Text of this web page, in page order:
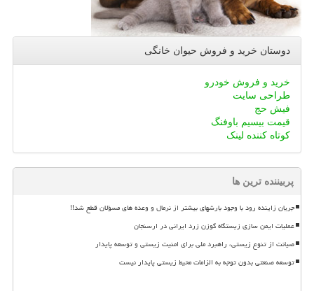
دوستان خرید و فروش حیوان خانگی
خرید و فروش خودرو
طراحی سایت
فیش حج
قیمت بیسیم باوفنگ
کوتاه کننده لینک
پربیننده ترین ها
جریان زاینده رود با وجود بارشهای بیشتر از نرمال و وعده های مسؤلان قطع شد!!
عملیات ایمن سازی زیستگاه گوزن زرد ایرانی در ارسنجان
صیانت از تنوع زیستی، راهبرد ملی برای امنیت زیستی و توسعه پایدار
توسعه صنعتی بدون توجه به الزامات محیط زیستی پایدار نیست